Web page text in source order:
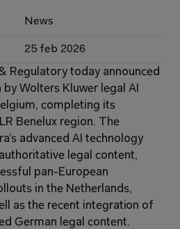
News
25 feb 2026
Regulatory today announced
Wolters Kluwer legal AI
completing its
Benelux region. The
advanced AI technology
legal content,
pan-European
in the Netherlands,
as the recent integration of
German legal content.